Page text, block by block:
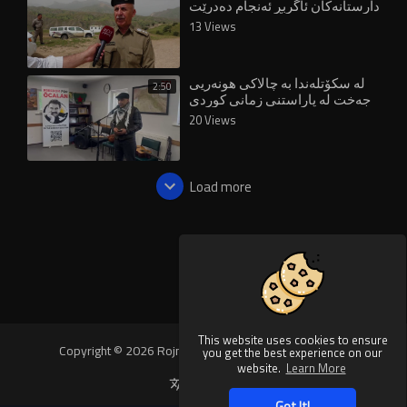
This website uses cookies to ensure
you get the best experience on our
website. Learn More
دارستانەکان ئاگربڕ ئەنجام دەدرێت
13 Views
2:50 لە سکۆتلەندا بە چالاکی هونەریی
جەخت لە پاراستنی زمانی کوردی
کرایەوە
20 Views
Load more
Copyright © 2026 Rojnews Video. All rights reserved.
Language